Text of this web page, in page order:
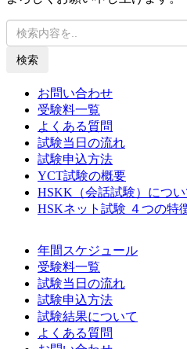
検索
お問い合わせ
受験料一覧
よくある質問
試験当日の流れ
試験申込方法
YCT試験の概要
HSKK（会話試験）につい
HSKネット試験 ４つの特
年間スケジュール
受験料一覧
試験当日の流れ
試験申込方法
試験結果について
よくある質問